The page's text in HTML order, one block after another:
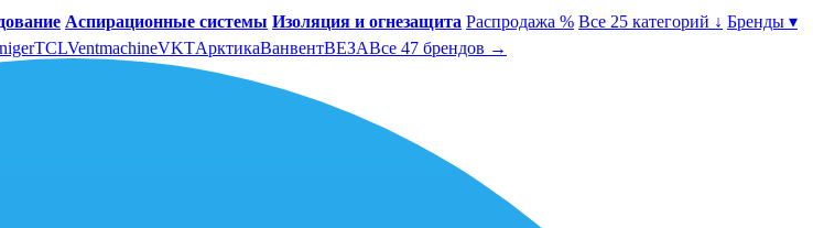
Аспирационные системы Изоляция и огнезащита Распродажа % Все 25 категорий ↓ Бренды ▾
TCLVentmachineVKTАрктикаВанвентВЕЗАВсе 47 брендов →